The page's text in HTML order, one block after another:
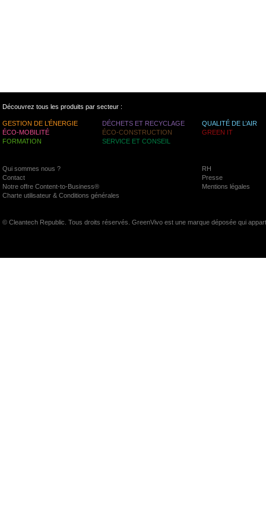
Découvrez tous les produits par secteur :
GESTION DE L’ÉNERGIE DÉCHETS ET RECYCLAGE
QUALITÉ DE L’AIR
ÉCO-MOBILITÉ
ÉCO-CONSTRUCTION
GREEN IT
FORMATION
SERVICE ET CONSEIL
Qui sommes nous ?
RH
Contact
Presse
Notre offre Content-to-Business®
Mentions légales
Charte utilisateur & Conditions générales
© Cleantech Republic. Tous droits réservés. GreenVivo est une marque déposée qui